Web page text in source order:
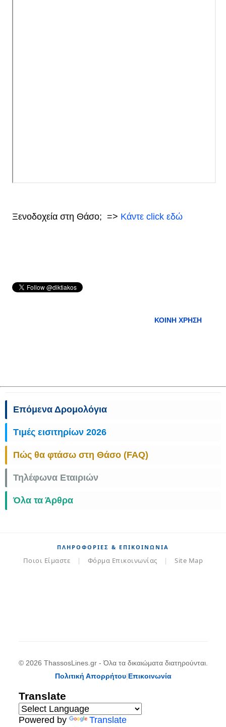
Ξενοδοχεία στη Θάσο; => Κάντε click εδώ
ΚΟΙΝΉ ΧΡΉΣΗ
Επόμενα Δρομολόγια
Τιμές εισιτηρίων 2026
Πώς θα φτάσω στη Θάσο (FAQ)
Τηλέφωνα Εταιριών
Όλα τα Άρθρα
ΠΛΗΡΟΦΟΡΊΕΣ & ΕΠΙΚΟΙΝΩΝΊΑ
Ποιοι Είμαστε | Φόρμα Επικοινωνίας | Site Map
© 2026 ThassosLines.gr - Όλα τα δικαιώματα διατηρούνται.
Πολιτική Απορρήτου|Επικοινωνία
Translate
Powered by Translate